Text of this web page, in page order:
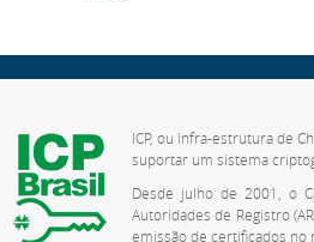
ICP, ou Infra-estrutura de
suportar um sistema
Desde julho de 2001, o
Autoridades de Registro
emissão de certificados no